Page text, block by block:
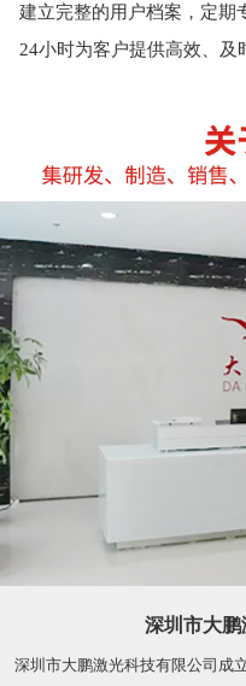
建立完整的用户档案，定期
24小时为客户提供高效、
深圳市大鹏
深圳市大鹏激光科技有限公司成